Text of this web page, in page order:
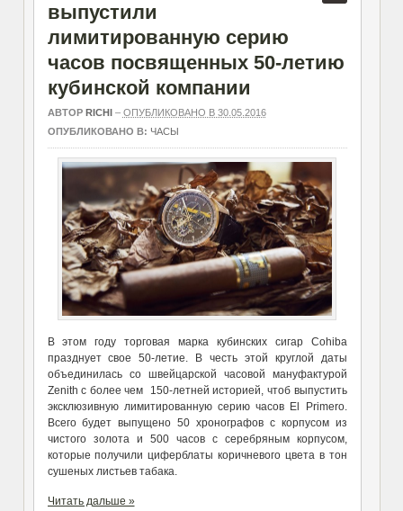
выпустили
лимитированную серию
часов посвященных 50-летию
кубинской компании
АВТОР RICHI– ОПУБЛИКОВАНО В 30.05.2016
ОПУБЛИКОВАНО В: ЧАСЫ
В этом году торговая марка кубинских сигар Cohiba
празднует свое 50-летие. В честь этой круглой даты
объединилась со швейцарской часовой мануфактурой
Zenith с более чем 150-летней историей, чтоб выпустить
эксклюзивную лимитированную серию часов El Primero.
Всего будет выпущено 50 хронографов с корпусом из
чистого золота и 500 часов с серебряным корпусом,
которые получили циферблаты коричневого цвета в тон
сушеных листьев табака.
Читать дальше »